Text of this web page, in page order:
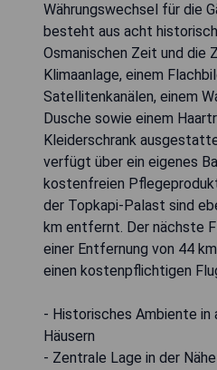
Währungswechsel für die
besteht aus acht
Osmanischen Zeit und die
Klimaanlage, einem
Satellitenkanälen, einem
Dusche sowie einem
Kleiderschrank
verfügt über ein eigenes
kostenfreien
der Topkapi-Palast sind
km entfernt. Der nächste
einer Entfernung von 44
einen kostenpflichtigen
- Historisches Ambiente in
Häusern
- Zentrale Lage in der